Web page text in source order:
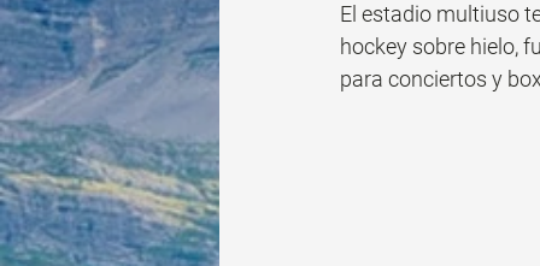
El estadio multiuso
hockey sobre hielo,
para conciertos y